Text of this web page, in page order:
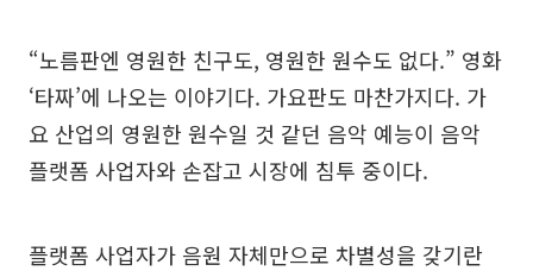
“노름판엔 영원한 친구도, 영원한 원수도 없다.” 영화
‘타짜’에 나오는 이야기다. 가요판도 마찬가지다. 가
요 산업의 영원한 원수일 것 같던 음악 예능이 음악
플랫폼 사업자와 손잡고 시장에 침투 중이다.
플랫폼 사업자가 음원 자체만으로 차별성을 갖기란